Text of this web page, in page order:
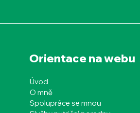
Orientace na webu
Úvod
O mně
Spolupráce se mnou